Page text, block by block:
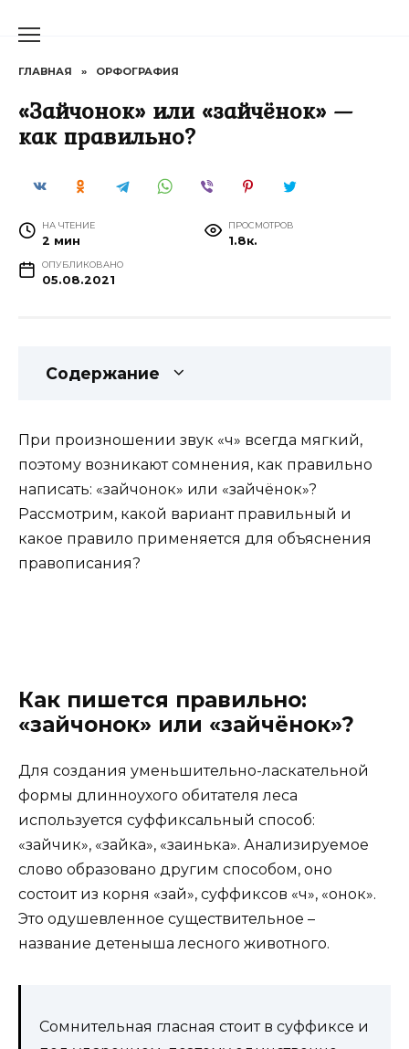
ГЛАВНАЯ » ОРФОГРАФИЯ
«Зайчонок» или «зайчёнок» —
как правильно?
НА ЧТЕНИЕ
2 мин
ПРОСМОТРОВ
1.8к.
ОПУБЛИКОВАНО
05.08.2021
Содержание
При произношении звук «ч» всегда мягкий,
поэтому возникают сомнения, как правильно
написать: «зайчонок» или «зайчёнок»?
Рассмотрим, какой вариант правильный и
какое правило применяется для объяснения
правописания?
Как пишется правильно:
«зайчонок» или «зайчёнок»?
Для создания уменьшительно-ласкательной
формы длинноухого обитателя леса
используется суффиксальный способ:
«зайчик», «зайка», «заинька». Анализируемое
слово образовано другим способом, оно
состоит из корня «зай», суффиксов «ч», «онок».
Это одушевленное существительное –
название детеныша лесного животного.
Сомнительная гласная стоит в суффиксе и